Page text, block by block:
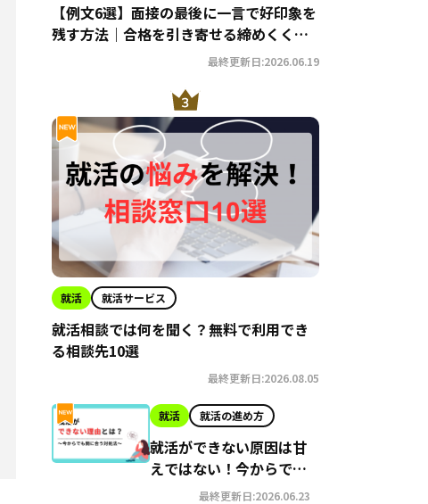
【例文6選】面接の最後に一言で好印象を
残す方法｜合格を引き寄せる締めくくり
最終更新日:2026.06.19
就活 就活サービス
就活相談では何を聞く？無料で利用でき
る相談先10選
最終更新日:2026.08.05
就活 就活の進め方
就活ができない原因は甘
えではない！今からでも
間に合う就職への対処法
最終更新日:2026.06.23